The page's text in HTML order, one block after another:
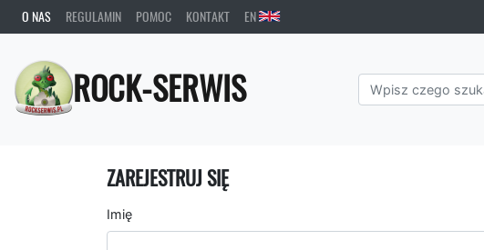
O NAS REGULAMIN POMOC KONTAKT EN
ROCK-SERWIS
ZAREJESTRUJ SIĘ
Imię